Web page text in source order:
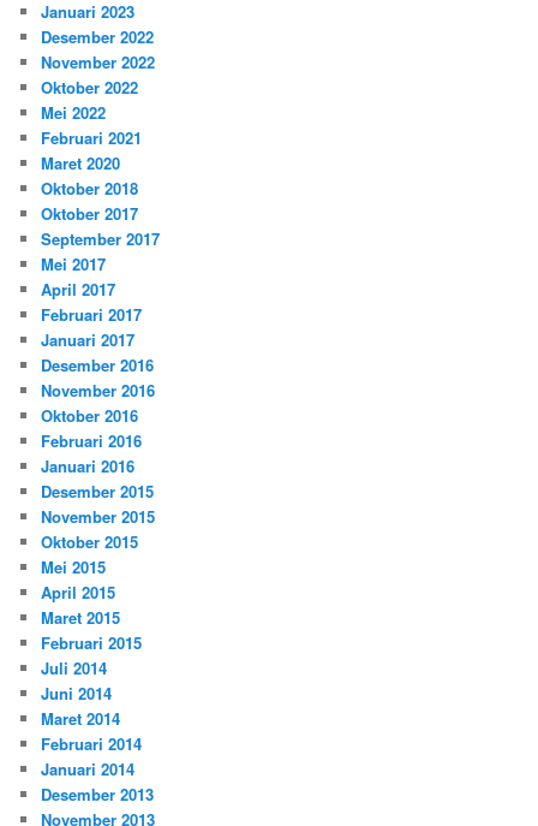
Januari 2023
Desember 2022
November 2022
Oktober 2022
Mei 2022
Februari 2021
Maret 2020
Oktober 2018
Oktober 2017
September 2017
Mei 2017
April 2017
Februari 2017
Januari 2017
Desember 2016
November 2016
Oktober 2016
Februari 2016
Januari 2016
Desember 2015
November 2015
Oktober 2015
Mei 2015
April 2015
Maret 2015
Februari 2015
Juli 2014
Juni 2014
Maret 2014
Februari 2014
Januari 2014
Desember 2013
November 2013